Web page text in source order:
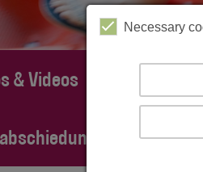
& Videos
Familie Tietz
Necessary